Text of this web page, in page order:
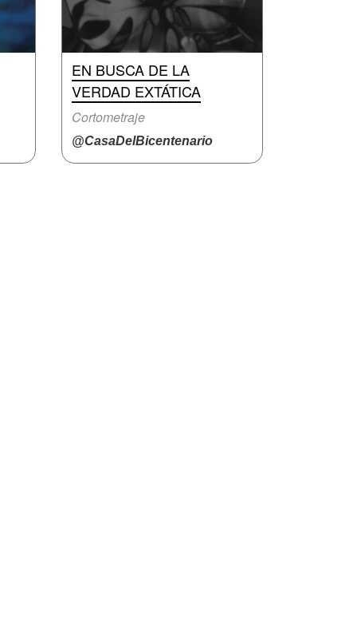
EN BUSCA DE LA
VERDAD EXTÁTICA
Cortometraje
@CasaDelBicentenario